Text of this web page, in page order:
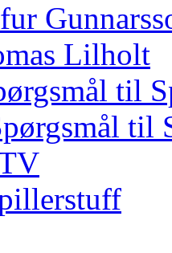
Lilholt
til
til